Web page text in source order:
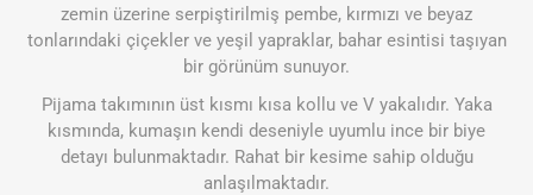
zemin üzerine serpiştirilmiş pembe, kırmızı ve beyaz
tonlarındaki çiçekler ve yeşil yapraklar, bahar esintisi taşıyan
bir görünüm sunuyor.
Pijama takımının üst kısmı kısa kollu ve V yakalıdır. Yaka
kısmında, kumaşın kendi deseniyle uyumlu ince bir biye
detayı bulunmaktadır. Rahat bir kesime sahip olduğu
anlaşılmaktadır.